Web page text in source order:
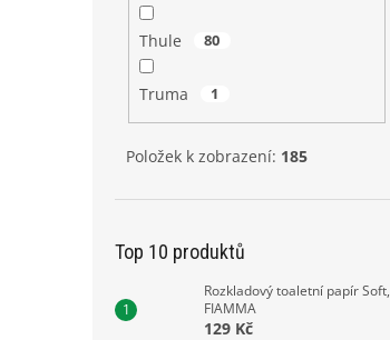
Thule 80
Truma 1
Položek k zobrazení: 185
Top 10 produktů
Rozkladový toaletní papír Soft,
FIAMMA
129 Kč